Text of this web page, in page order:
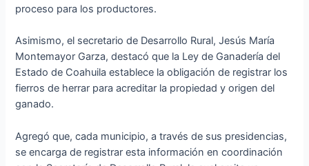
proceso para los productores.
Asimismo, el secretario de Desarrollo Rural, Jesús María
Montemayor Garza, destacó que la Ley de Ganadería del
Estado de Coahuila establece la obligación de registrar los
fierros de herrar para acreditar la propiedad y origen del
ganado.
Agregó que, cada municipio, a través de sus presidencias,
se encarga de registrar esta información en coordinación